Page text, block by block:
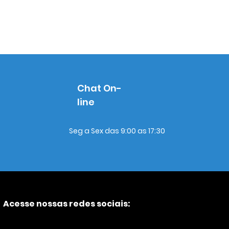
Chat On-
line
Seg a Sex das 9:00 as 17:30
Acesse nossas redes sociais: